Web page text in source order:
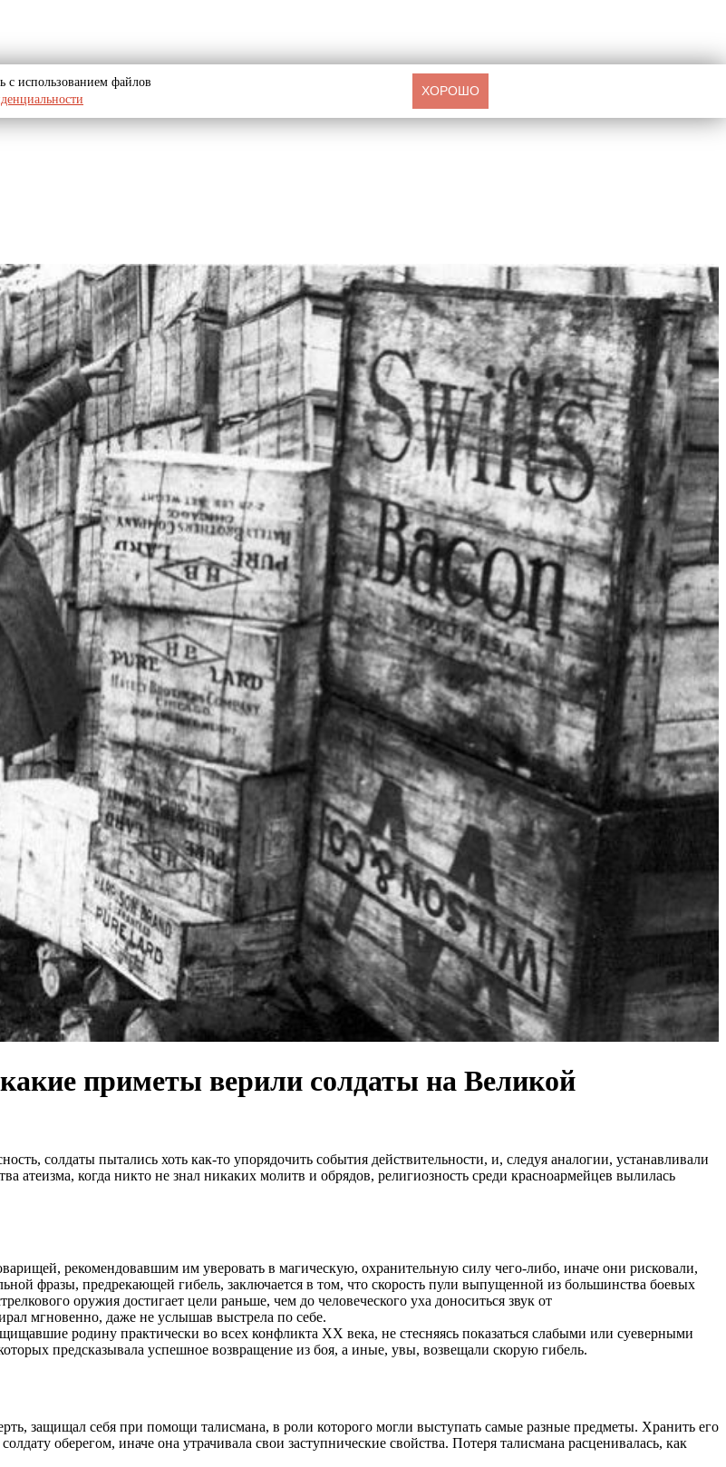
приметы верили солдаты на Великой
солдаты пытались хоть как-то упорядочить события действительности, и, следуя аналогии, устанавливали
атеизма, когда никто не знал никаких молитв и обрядов, религиозность среди красноармейцев вылилась
рекомендовавшим им уверовать в магическую, охранительную силу чего-либо, иначе они рисковали,
фразы, предрекающей гибель, заключается в том, что скорость пули выпущенной из большинства боевых
оружия достигает цели раньше, чем до человеческого уха доноситься звук от
мгновенно, даже не услышав выстрела по себе.
родину практически во всех конфликта ХХ века, не стесняясь показаться слабыми или суеверными
предсказывала успешное возвращение из боя, а иные, увы, возвещали скорую гибель.
защищал себя при помощи талисмана, в роли которого могли выступать самые разные предметы. Хранить его
оберегом, иначе она утрачивала свои заступнические свойства. Потеря талисмана расценивалась, как
с использованием файлов
ХОРОШО